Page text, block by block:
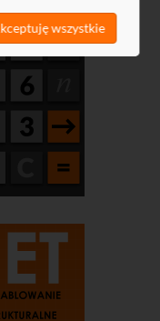
wszystkie